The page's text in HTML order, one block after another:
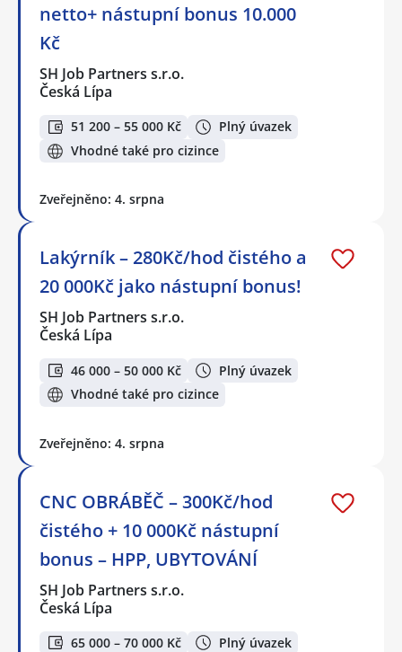
netto+ nástupní bonus 10.000
Kč
SH Job Partners s.r.o.
Česká Lípa
51 200 – 55 000 Kč
Plný úvazek
Vhodné také pro cizince
Zveřejněno: 4. srpna
Lakýrník – 280Kč/hod čistého a
20 000Kč jako nástupní bonus!
SH Job Partners s.r.o.
Česká Lípa
46 000 – 50 000 Kč
Plný úvazek
Vhodné také pro cizince
Zveřejněno: 4. srpna
CNC OBRÁBĚČ – 300Kč/hod
čistého + 10 000Kč nástupní
bonus – HPP, UBYTOVÁNÍ
SH Job Partners s.r.o.
Česká Lípa
65 000 – 70 000 Kč Plný úvazek